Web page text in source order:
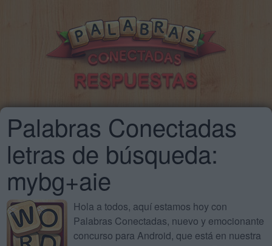
Palabras Conectadas
letras de búsqueda:
mybg+aie
Hola a todos, aquí estamos hoy con
Palabras Conectadas, nuevo y emocionante
concurso para Android, que está en nuestra